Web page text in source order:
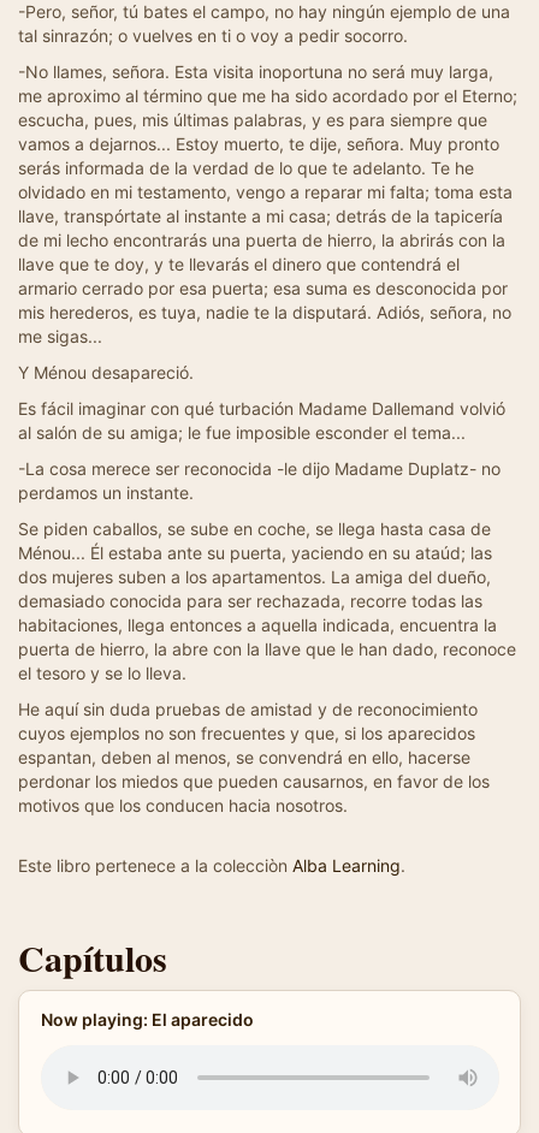
-Pero, señor, tú bates el campo, no hay ningún ejemplo de una
tal sinrazón; o vuelves en ti o voy a pedir socorro.
-No llames, señora. Esta visita inoportuna no será muy larga,
me aproximo al término que me ha sido acordado por el Eterno;
escucha, pues, mis últimas palabras, y es para siempre que
vamos a dejarnos... Estoy muerto, te dije, señora. Muy pronto
serás informada de la verdad de lo que te adelanto. Te he
olvidado en mi testamento, vengo a reparar mi falta; toma esta
llave, transpórtate al instante a mi casa; detrás de la tapicería
de mi lecho encontrarás una puerta de hierro, la abrirás con la
llave que te doy, y te llevarás el dinero que contendrá el
armario cerrado por esa puerta; esa suma es desconocida por
mis herederos, es tuya, nadie te la disputará. Adiós, señora, no
me sigas...
Y Ménou desapareció.
Es fácil imaginar con qué turbación Madame Dallemand volvió
al salón de su amiga; le fue imposible esconder el tema...
-La cosa merece ser reconocida -le dijo Madame Duplatz- no
perdamos un instante.
Se piden caballos, se sube en coche, se llega hasta casa de
Ménou... Él estaba ante su puerta, yaciendo en su ataúd; las
dos mujeres suben a los apartamentos. La amiga del dueño,
demasiado conocida para ser rechazada, recorre todas las
habitaciones, llega entonces a aquella indicada, encuentra la
puerta de hierro, la abre con la llave que le han dado, reconoce
el tesoro y se lo lleva.
He aquí sin duda pruebas de amistad y de reconocimiento
cuyos ejemplos no son frecuentes y que, si los aparecidos
espantan, deben al menos, se convendrá en ello, hacerse
perdonar los miedos que pueden causarnos, en favor de los
motivos que los conducen hacia nosotros.
Este libro pertenece a la colecciòn Alba Learning.
Capítulos
Now playing: El aparecido